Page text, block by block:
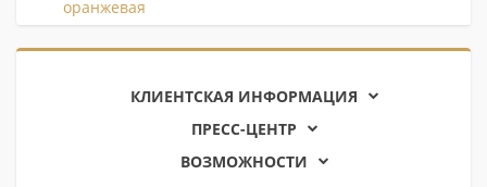
КЛИЕНТСКАЯ ИНФОРМАЦИЯ
ПРЕСС-ЦЕНТР
ВОЗМОЖНОСТИ